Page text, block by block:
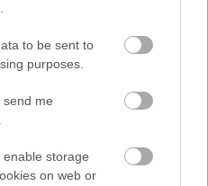
to be sent to
purposes.
send me
storage
on web or